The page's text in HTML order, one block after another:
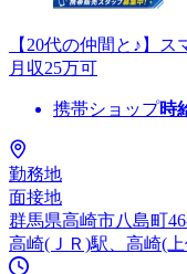
【20代の仲間と♪】
月収25万可
携帯ショップ時
勤務地
面接地
群馬県高崎市八島町
高崎(ＪＲ)駅、高崎(